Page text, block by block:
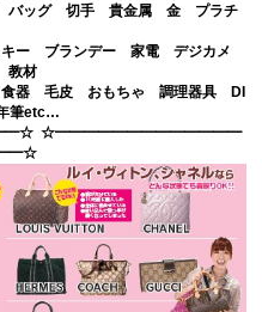
バッグ 切手 貴金属 金 プラチ
ー ブランデー 家電 デジカメ
教材
食器 毛皮 おもちゃ 調理器具 DI
筆etc…
☆━━━━━━━━━━━━━